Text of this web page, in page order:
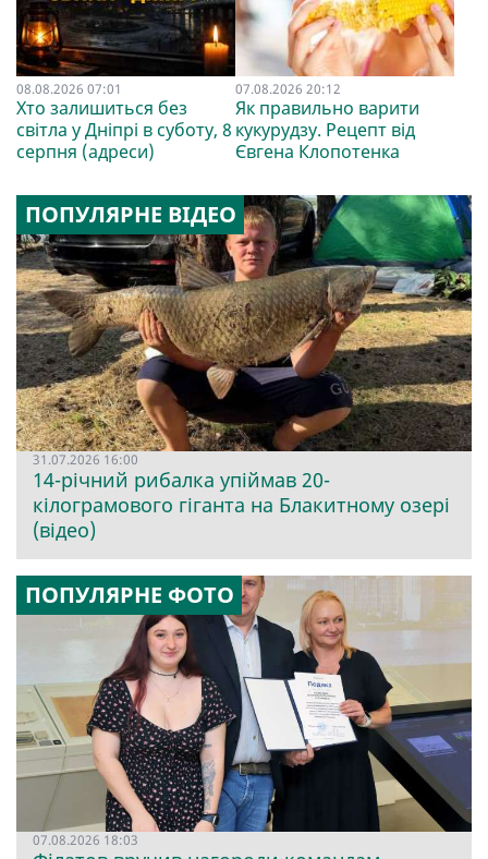
08.08.2026 07:01
Хто залишиться без
світла у Дніпрі в суботу, 8
серпня (адреси)
07.08.2026 20:12
Як правильно варити
кукурудзу. Рецепт від
Євгена Клопотенка
ПОПУЛЯРНЕ ВІДЕО
31.07.2026 16:00
14-річний рибалка упіймав 20-
кілограмового гіганта на Блакитному озері
(відео)
ПОПУЛЯРНЕ ФОТО
07.08.2026 18:03